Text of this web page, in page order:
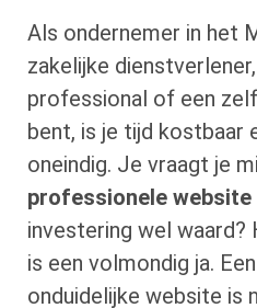
Als ondernemer in het
zakelijke
professional of een
bent, is je tijd kostbaar
oneindig. Je vraagt je
professionele website
investering wel
is een volmondig ja.
onduidelijke website is